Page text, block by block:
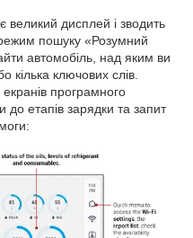
дисплей і зводить
пошуку «Розумний
автомобіль, над яким ви
кілька ключових слів.
програмного
до етапів зарядки та запит